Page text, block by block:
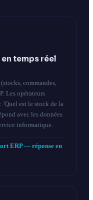
en temps réel
commandes,
Les opérateurs
est le stock de la
avec les données
informatique.
ERP — réponse en